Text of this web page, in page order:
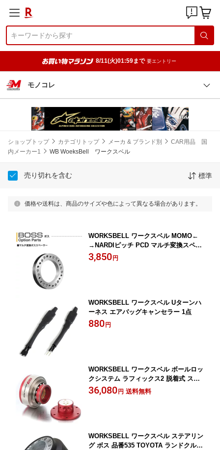
8/11(火)01:59まで 要エントリー
モノコレ
ショップトップ カテゴリトップ メーカ & ブランド別
CAR用品 国
内メーカー1
WB WoeksBell ワークスベル
売り切れを含む 標準
価格や送料は、商品のサイズや色によって異なる場合があります。
WORKSBELL ワークスベル MOMO←
→NARDIピッチ PCD マルチ変換スペー
サー 1点 (WBMHSB)
3,850 円
WORKSBELL ワークスベル Uターンハ
ーネス エアバッグキャンセラー 1点
880 円
WORKSBELL ワークスベル ボールロッ
クシステム ラフィックス2 脱着式 ステ
アリングボススペーサー
36,080 円 送料無料
WORKSBELL ワークスベル ステアリン
グ ボス 品番535 TOYOTA ランドクルー